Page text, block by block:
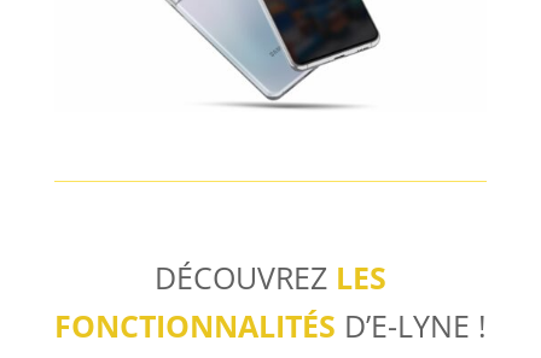
DÉCOUVREZLES
FONCTIONNALITÉS D’E-LYNE !